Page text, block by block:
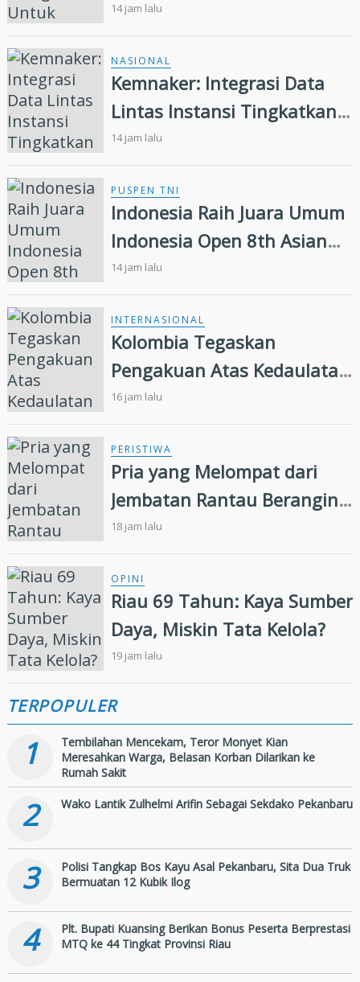
14 jam lalu
NASIONAL
Kemnaker: Integrasi Data
Lintas Instansi Tingkatkan
Kualitas Layanan
Ketenagakerjaan
14 jam lalu
PUSPEN TNI
Indonesia Raih Juara Umum
Indonesia Open 8th Asian
Taekwondo Indonesia Open
Championships 2026
14 jam lalu
INTERNASIONAL
Kolombia Tegaskan
Pengakuan Atas Kedaulatan
Maroko di Wilayah Sahara,
Presiden IMSB Beri Apresiasi
16 jam lalu
PERISTIWA
Pria yang Melompat dari
Jembatan Rantau Berangin
Belum Ditemukan,
Pencarian Diperluas 13
Kilometer
18 jam lalu
OPINI
Riau 69 Tahun: Kaya Sumber
Daya, Miskin Tata Kelola?
19 jam lalu
TERPOPULER
1
Tembilahan Mencekam, Teror Monyet Kian
Meresahkan Warga, Belasan Korban Dilarikan ke
Rumah Sakit
2 Wako Lantik Zulhelmi Arifin Sebagai Sekdako Pekanbaru
3
Polisi Tangkap Bos Kayu Asal Pekanbaru, Sita Dua Truk
Bermuatan 12 Kubik Ilog
4
Plt. Bupati Kuansing Berikan Bonus Peserta Berprestasi
MTQ ke 44 Tingkat Provinsi Riau